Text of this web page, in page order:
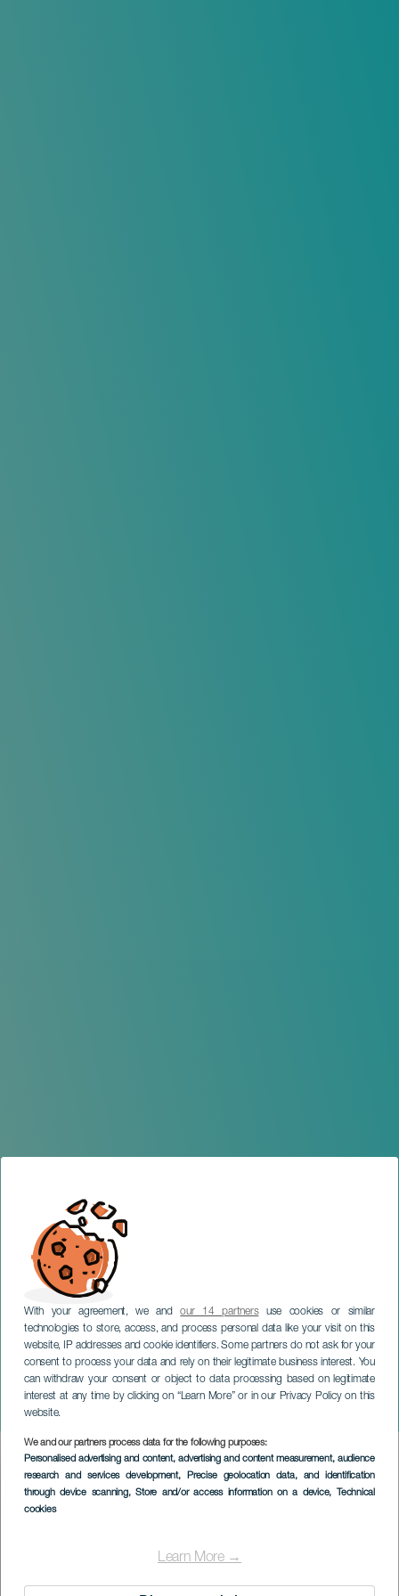
With your agreement, we andour 14 partnersuse cookies or similar
technologies to store, access, and process personal data like your visit on this
website, IP addresses and cookie identifiers. Some partners do not ask for your
consent to process your data and rely on their legitimate business interest. You
can withdraw your consent or object to data processing based on legitimate
interest at any time by clicking on “Learn More” or in our Privacy Policy on this
website.
We and our partners process data for the following purposes:
Personalised advertising and content, advertising and content measurement, audience
research and services development, Precise geolocation data, and identification
through device scanning, Store and/or access information on a device, Technical
cookies
Learn More →
Trío Guiguan & Markus
Stockhausen
LANZAROTE
Imagen
Listado